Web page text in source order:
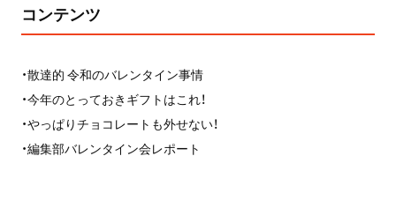
コンテンツ
・散達的 令和のバレンタイン事情
・今年のとっておきギフトはこれ！
・やっぱりチョコレートも外せない！
・編集部バレンタイン会レポート